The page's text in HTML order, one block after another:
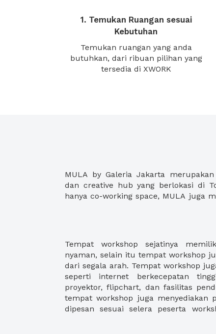
1. Temukan Ruangan sesuai
Kebutuhan
Temukan ruangan yang anda
butuhkan, dari ribuan pilihan yang
tersedia di XWORK
MULA by Galeria Jakarta
dan creative hub yang berlokasi di
hanya co-working space, MULA juga
auditorium dan jalur distribusi
Tempat workshop sejatinya
nyaman, selain itu tempat workshop
dari segala arah. Tempat workshop
seperti internet berkecepatan
proyektor, flipchart, dan fasilitas
tempat workshop juga menyediakan
dipesan sesuai selera peserta
makin cemerlang dengan sewa
karena Anda dapat menemukan
lengkap dengan fasilitas dan
ratusan lokasi strategis yang mudah